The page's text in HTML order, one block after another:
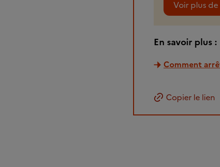
Voir plus
En savoir plus :
Comment
Copier le lien